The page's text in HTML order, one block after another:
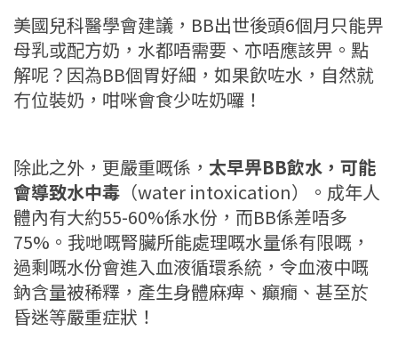
美國兒科醫學會建議，BB出世後頭6個月只能畀
母乳或配方奶，水都唔需要、亦唔應該畀。點
解呢？因為BB個胃好細，如果飲咗水，自然就
冇位裝奶，咁咪會食少咗奶囉！
除此之外，更嚴重嘅係， 太早畀BB飲水，可能
會導致水中毒 （water intoxication）。成年人
體內有大約55-60%係水份，而BB係差唔多
75%。我哋嘅腎臟所能處理嘅水量係有限嘅，
過剩嘅水份會進入血液循環系統，令血液中嘅
鈉含量被稀釋，產生身體麻痺、癲癇、甚至於
昏迷等嚴重症狀！